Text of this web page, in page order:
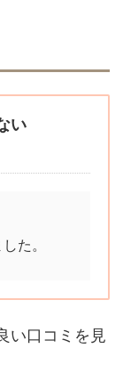
い
た。
い口コミを見